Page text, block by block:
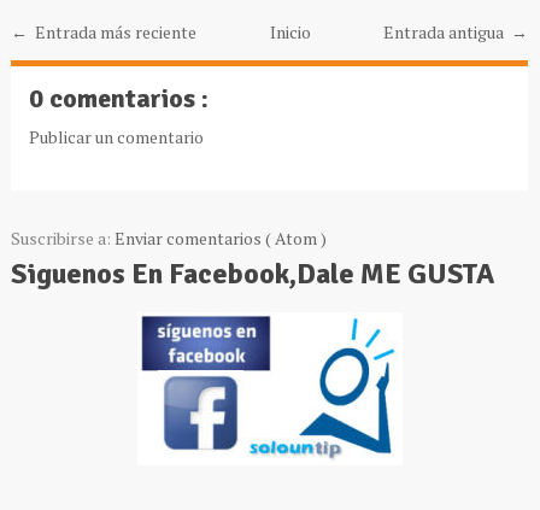
← Entrada más reciente Entrada antigua →
Inicio
0 comentarios :
Publicar un comentario
Suscribirse a: Enviar comentarios ( Atom )
Siguenos En Facebook,Dale ME GUSTA